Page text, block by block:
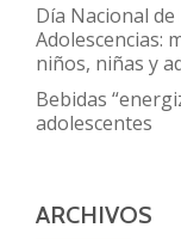
Día Nacional
Adolescencias:
niños, niñas y
Bebidas
adolescentes
ARCHIVOS